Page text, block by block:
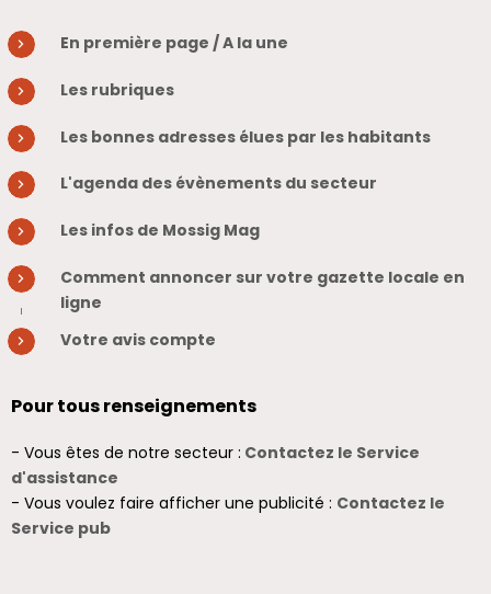
En première page / A la une
Les rubriques
Les bonnes adresses élues par les habitants
L'agenda des évènements du secteur
Les infos de Mossig Mag
Comment annoncer sur votre gazette locale en
ligne
Votre avis compte
Pour tous renseignements
- Vous êtes de notre secteur : Contactez le Service
d'assistance
- Vous voulez faire afficher une publicité : Contactez le
Service pub